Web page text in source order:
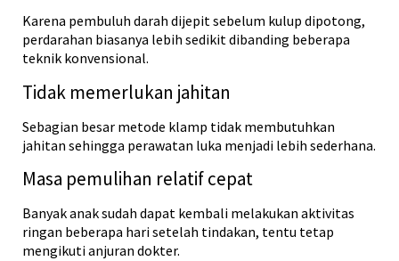
Karena pembuluh darah dijepit sebelum kulup dipotong,
perdarahan biasanya lebih sedikit dibanding beberapa
teknik konvensional.
Tidak memerlukan jahitan
Sebagian besar metode klamp tidak membutuhkan
jahitan sehingga perawatan luka menjadi lebih sederhana.
Masa pemulihan relatif cepat
Banyak anak sudah dapat kembali melakukan aktivitas
ringan beberapa hari setelah tindakan, tentu tetap
mengikuti anjuran dokter.